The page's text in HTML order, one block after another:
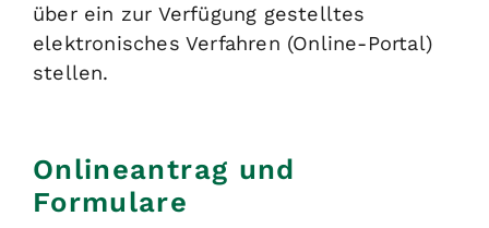
über ein zur Verfügung gestelltes
elektronisches Verfahren (Online-Portal)
stellen.
Onlineantrag und
Formulare